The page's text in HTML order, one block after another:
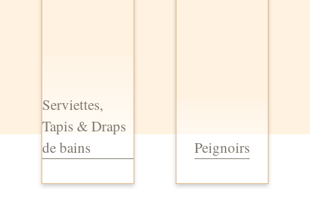
Serviettes,
Tapis & Draps
de bains
Peignoirs